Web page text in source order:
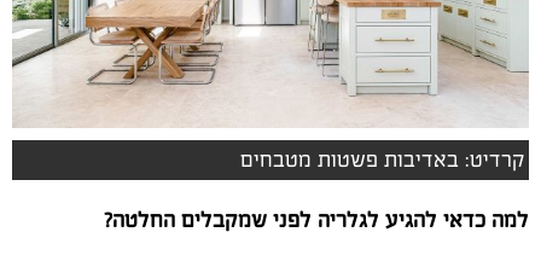
קרדיט: באדיבות פשטות מטבחים
למה כדאי להגיע לגלריה לפני שמקבלים החלטה?